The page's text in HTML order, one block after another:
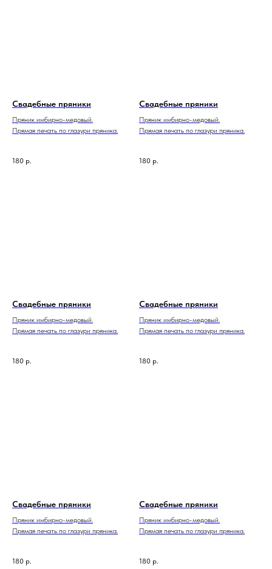
Свадебные пряники
Пряник имбирно-медовый.
Прямая печать по глазури пряника.
180 р.
Свадебные пряники
Пряник имбирно-медовый.
Прямая печать по глазури пряника.
180 р.
Свадебные пряники
Пряник имбирно-медовый.
Прямая печать по глазури пряника.
180 р.
Свадебные пряники
Пряник имбирно-медовый.
Прямая печать по глазури пряника.
180 р.
Свадебные пряники
Пряник имбирно-медовый.
Прямая печать по глазури пряника.
180 р.
Свадебные пряники
Пряник имбирно-медовый.
Прямая печать по глазури пряника.
180 р.